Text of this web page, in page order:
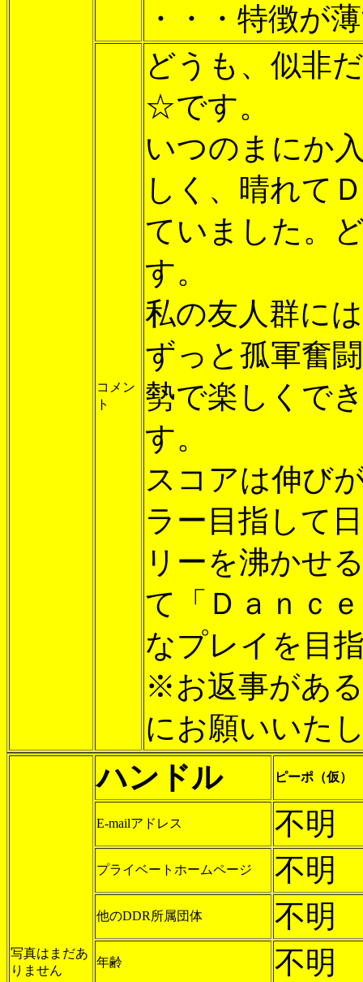
・・・特徴が
コメン
ト
どうも、似非
☆です。
いつのまにか
しく、晴れて
ていました。
す。
私の友人群に
ずっと孤軍奮
勢で楽しくで
す。
スコアは伸び
ラー目指して
リーを沸かせ
て「Ｄａｎｃ
なプレイを目
※お返事がある
にお願いいた
写真はまだあ
りません
ハンドル ピーポ（仮）
E-mailアドレス 不明
プライベートホームページ 不明
他のDDR所属団体 不明
年齢 不明